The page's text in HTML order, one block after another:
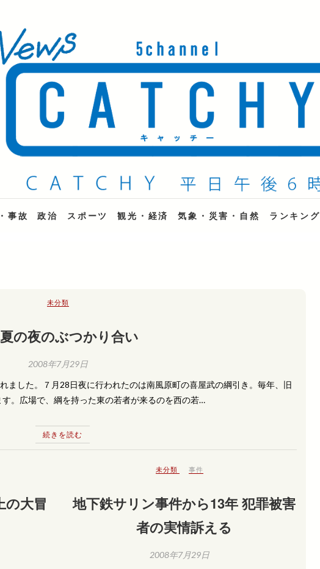
事故 政治 スポーツ 観光・経済 気象・災害・自然 ランキング
未分類
の夜のぶつかり合い
2008年7月29日
ました。７月28日夜に行われたのは南風原町の喜屋武の綱引き。毎年、旧
。広場で、綱を持った東の若者が来るのを西の若…
続きを読む
大冒
未分類 事件
地下鉄サリン事件から13年 犯罪被害
者の実情訴える
2008年7月29日